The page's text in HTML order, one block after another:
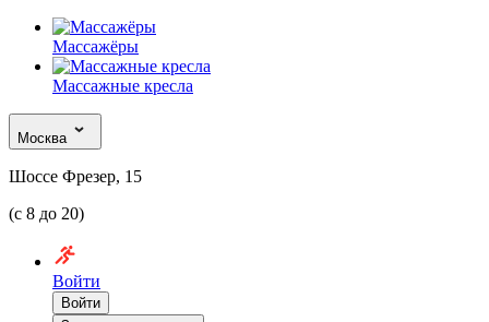
Массажёры
Массажные кресла
Москва
Шоссе Фрезер, 15
(с 8 до 20)
Войти
Войти